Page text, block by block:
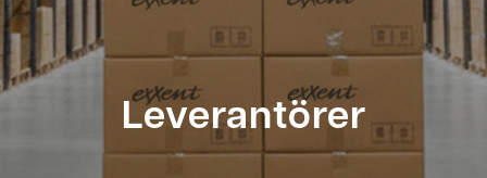
Leverantörer